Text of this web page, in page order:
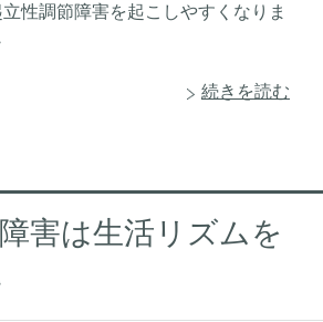
性調節障害を起こしやすくなりま
続きを読む
害は生活リズムを